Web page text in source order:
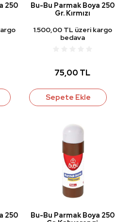
250
Bu-Bu Parmak Boya 250
Gr. Kırmızı
1.500,00 TL üzeri kargo
bedava
75,00 TL
Sepete Ekle
250
Bu-Bu Parmak Boya 250